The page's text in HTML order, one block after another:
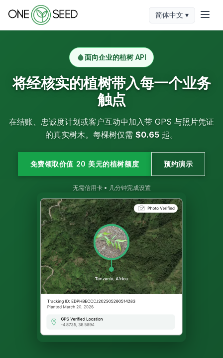
简体中文 ▾
面向企业的植树 API
将经核实的植树带入每一个业务
触点
在结账、忠诚度计划或客户互动中加入带 GPS 与照片凭证
的真实树木。每棵树仅需 $0.65 起。
免费领取价值 20 美元的植树额度 预约演示
无需信用卡 • 几分钟完成设置